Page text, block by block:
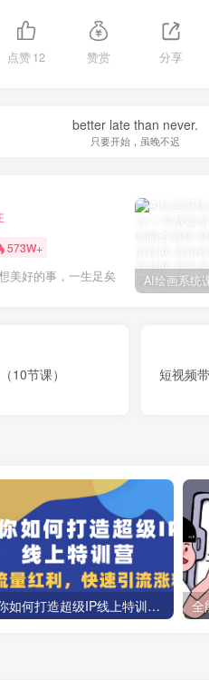
点赞12 赞赏 分享
better late than never.
只要开始，虽晚不迟
573W+
美好的事，一生足矣
10节课）
短视频
教你如何打造超级IP线上特训营，抖音流量红利新机遇